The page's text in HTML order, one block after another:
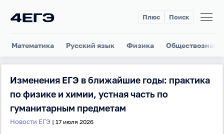
Плюс Поиск
Математика Русский язык Физика
Изменения ЕГЭ в ближайшие годы: практика
по физике и химии, устная часть по
гуманитарным предметам
Новости ЕГЭ | 17 июля 2026